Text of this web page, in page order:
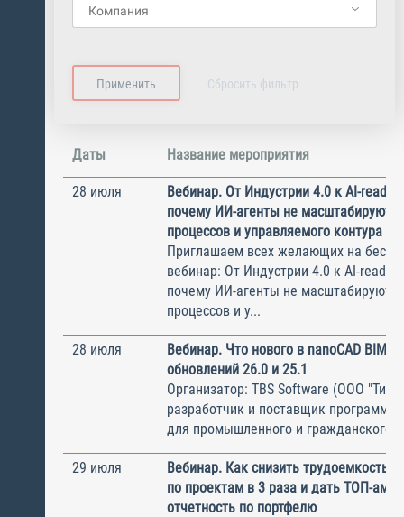
Даты Название мероприятия
28 июля
Вебинар. От Индустрии 4.0 к AI-ready
почему ИИ-агенты не
процессов и управляемого контура
Приглашаем всех желающих на
вебинар: От Индустрии 4.0 к AI-ready
почему ИИ-агенты не
процессов и у...
28 июля
Вебинар. Что нового в nanoCAD BIM
обновлений 26.0 и 25.1
Организатор: TBS Software (ООО
разработчик и поставщик
для промышленного и гражданского
29 июля
Вебинар. Как снизить трудоемкость
по проектам в 3 раза и дать ТОП-ам
отчетность по портфелю